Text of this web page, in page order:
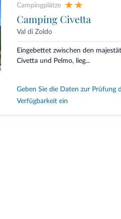
Campingplätze
Camping Civetta
Val di Zoldo
Eingebettet zwischen den
Civetta und Pelmo, lieg...
Geben Sie die Daten zur Prüfung
Verfügbarkeit ein